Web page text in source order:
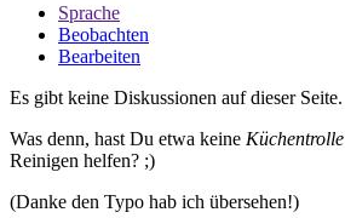
Sprache
Beobachten
Bearbeiten
Es gibt keine Diskussionen auf dieser Seite.
Was denn, hast Du etwa keine Küchentrolle
Reinigen helfen? ;)
(Danke den Typo hab ich übersehen!)